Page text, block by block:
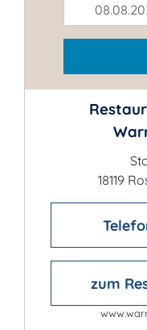
18119
zum